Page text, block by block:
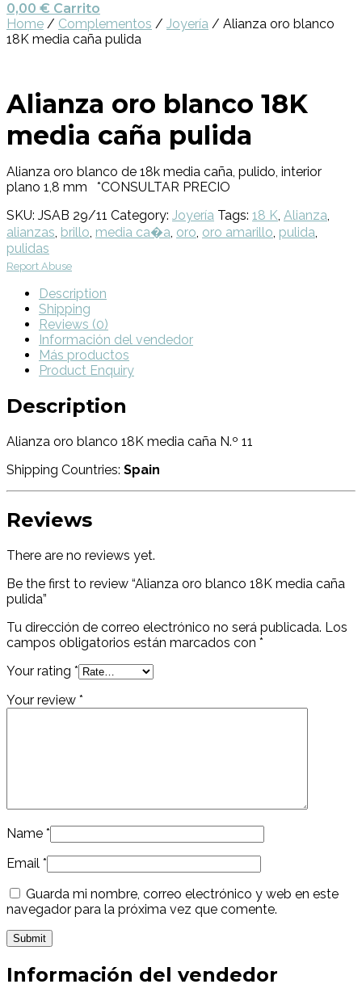
0,00 € Carrito
Home / Complementos / Joyería / Alianza oro blanco
18K media caña pulida
Alianza oro blanco 18K
media caña pulida
Alianza oro blanco de 18k media caña, pulido, interior
plano 1,8 mm *CONSULTAR PRECIO
SKU: JSAB 29/11 Category: Joyería Tags: 18 K, Alianza,
alianzas, brillo, media ca�a, oro, oro amarillo, pulida,
pulidas
Report Abuse
Description
Shipping
Reviews (0)
Información del vendedor
Más productos
Product Enquiry
Description
Alianza oro blanco 18K media caña N.º 11
Shipping Countries: Spain
Reviews
There are no reviews yet.
Be the first to review “Alianza oro blanco 18K media caña
pulida”
Tu dirección de correo electrónico no será publicada. Los
campos obligatorios están marcados con *
Your rating *
Your review *
Name *
Email *
Guarda mi nombre, correo electrónico y web en este
navegador para la próxima vez que comente.
Información del vendedor